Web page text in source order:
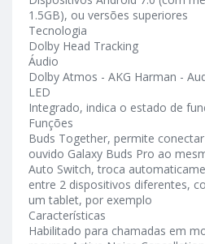
1.5GB), ou versões superiores
Tecnologia
Dolby Head Tracking
Áudio
Dolby Atmos - AKG Harman -
LED
Integrado, indica o estado de
Funções
Buds Together, permite
ouvido Galaxy Buds Pro ao
Auto Switch, troca
entre 2 dispositivos diferentes,
um tablet, por exemplo
Características
Habilitado para chamadas em